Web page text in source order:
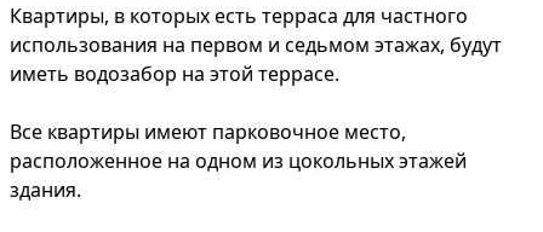
Квартиры, в которых есть терраса для частного
использования на первом и седьмом этажах, будут
иметь водозабор на этой террасе.
Все квартиры имеют парковочное место,
расположенное на одном из цокольных этажей
здания.